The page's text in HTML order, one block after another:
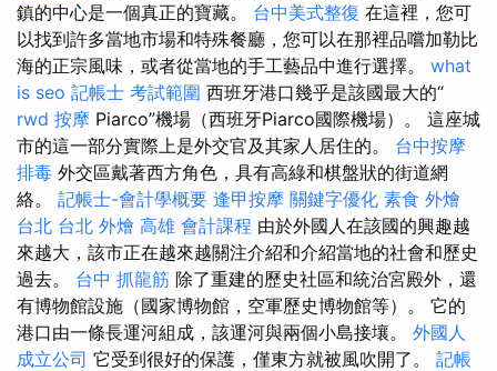
鎮的中心是一個真正的寶藏。 台中美式整復 在這裡，您可
以找到許多當地市場和特殊餐廳，您可以在那裡品嚐加勒比
海的正宗風味，或者從當地的手工藝品中進行選擇。 what
is seo 記帳士 考試範圍 西班牙港口幾乎是該國最大的“
rwd 按摩 Piarco”機場（西班牙Piarco國際機場）。 這座城
市的這一部分實際上是外交官及其家人居住的。 台中按摩
排毒 外交區戴著西方角色，具有高綠和棋盤狀的街道網
絡。 記帳士-會計學概要 逢甲按摩 關鍵字優化 素食 外燴
台北 台北 外燴 高雄 會計課程 由於外國人在該國的興趣越
來越大，該市正在越來越關注介紹和介紹當地的社會和歷史
過去。 台中 抓龍筋 除了重建的歷史社區和統治宮殿外，還
有博物館設施（國家博物館，空軍歷史博物館等）。 它的
港口由一條長運河組成，該運河與兩個小島接壤。 外國人
成立公司 它受到很好的保護，僅東方就被風吹開了。 記帳